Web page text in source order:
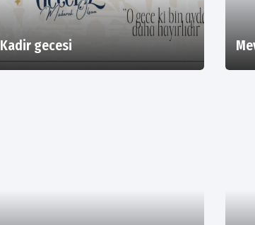
Kadir gecesi